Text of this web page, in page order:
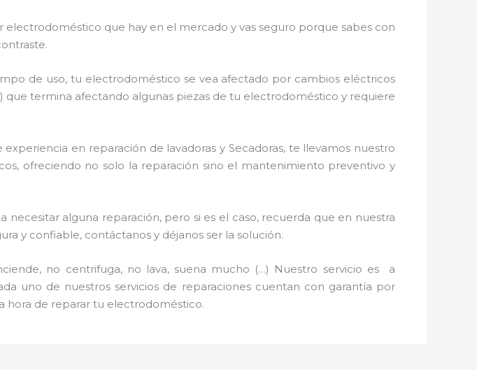
electrodoméstico que hay en el mercado y vas seguro porque sabes con
de uso, tu electrodoméstico se vea afectado por cambios eléctricos
termina afectando algunas piezas de tu electrodoméstico y requiere
en reparación de lavadoras y Secadoras, te llevamos nuestro
ofreciendo no solo la reparación sino el mantenimiento preventivo y
alguna reparación, pero si es el caso, recuerda que en nuestra
y confiable, contáctanos y déjanos ser la solución.
no centrifuga, no lava, suena mucho (…) Nuestro servicio es a
uno de nuestros servicios de reparaciones cuentan con garantía por
hora de reparar tu electrodoméstico.